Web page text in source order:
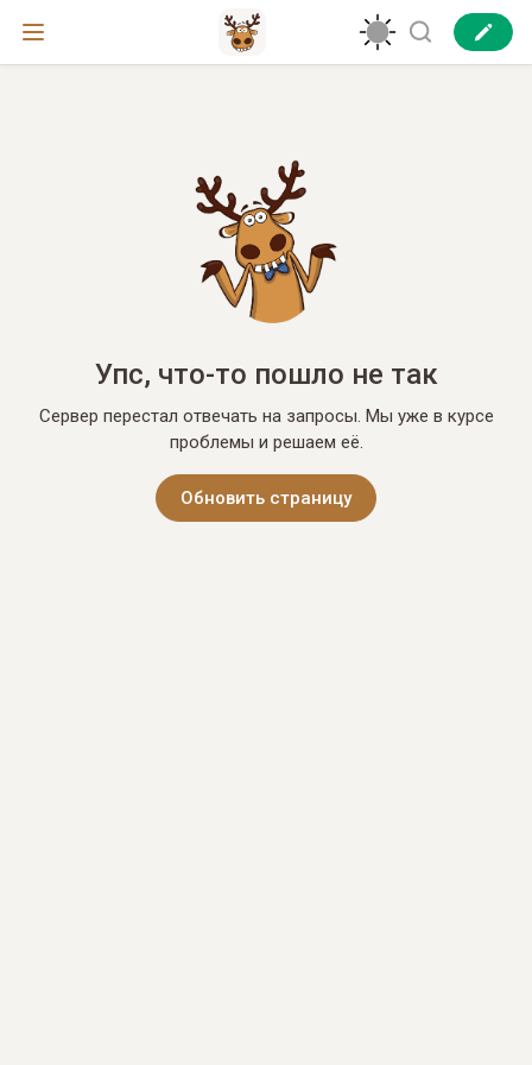
Упс, что-то пошло не так
Сервер перестал отвечать на запросы. Мы уже в курсе
проблемы и решаем её.
Обновить страницу